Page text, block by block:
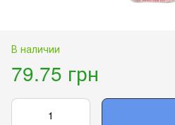
В наличии
79.75 грн